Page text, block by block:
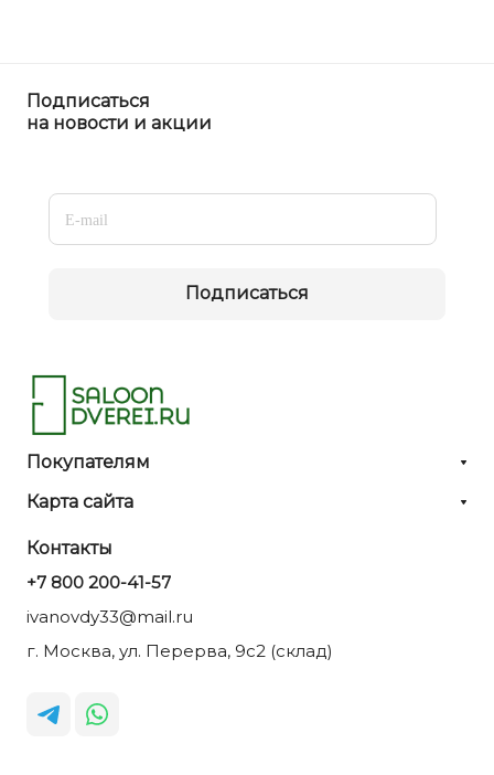
Подписаться
на новости и акции
Подписаться
Покупателям
Карта сайта
Контакты
+7 800 200-41-57
ivanovdy33@mail.ru
г. Москва, ул. Перерва, 9с2 (склад)